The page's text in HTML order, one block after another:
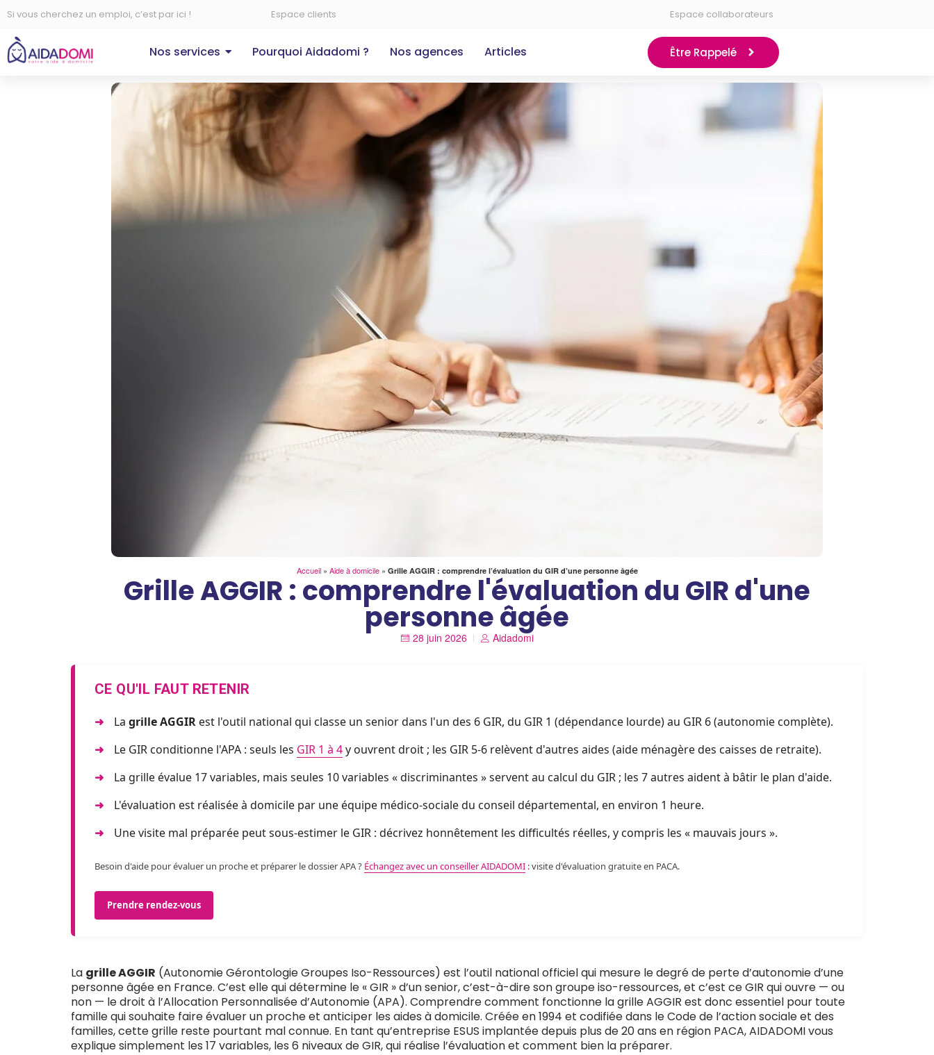
Si vous cherchez un emploi, c’est par ici ! Espace clients Espace collaborateurs
Nos services Pourquoi Aidadomi ? Nos agences Articles Être Rappelé
Accueil» Aide à domicile» Grille AGGIR : comprendre l’évaluation du GIR d’une personne âgée
Grille AGGIR : comprendre l'évaluation du GIR d'une
personne âgée
28 juin 2026 Aidadomi
CE QU'IL FAUT RETENIR
La grille AGGIR est l'outil national qui classe un senior dans l'un des 6 GIR, du GIR 1 (dépendance lourde) au GIR 6 (autonomie complète).
Le GIR conditionne l'APA : seuls les GIR 1 à 4y ouvrent droit ; les GIR 5-6 relèvent d'autres aides (aide ménagère des caisses de retraite).
La grille évalue 17 variables, mais seules 10 variables « discriminantes » servent au calcul du GIR ; les 7 autres aident à bâtir le plan d'aide.
L'évaluation est réalisée à domicile par une équipe médico-sociale du conseil départemental, en environ 1 heure.
Une visite mal préparée peut sous-estimer le GIR : décrivez honnêtement les difficultés réelles, y compris les « mauvais jours ».
Besoin d'aide pour évaluer un proche et préparer le dossier APA ? Échangez avec un conseiller AIDADOMI : visite d'évaluation gratuite en PACA.
Prendre rendez-vous
La grille AGGIR (Autonomie Gérontologie Groupes Iso-Ressources) est l’outil national officiel qui mesure le degré de perte d’autonomie d’une
personne âgée en France. C’est elle qui détermine le « GIR » d’un senior, c’est-à-dire son groupe iso-ressources, et c’est ce GIR qui ouvre — ou
non — le droit à l’Allocation Personnalisée d’Autonomie (APA). Comprendre comment fonctionne la grille AGGIR est donc essentiel pour toute
famille qui souhaite faire évaluer un proche et anticiper les aides à domicile. Créée en 1994 et codifiée dans le Code de l’action sociale et des
familles, cette grille reste pourtant mal connue. En tant qu’entreprise ESUS implantée depuis plus de 20 ans en région PACA, AIDADOMI vous
explique simplement les 17 variables, les 6 niveaux de GIR, qui réalise l’évaluation et comment bien la préparer.